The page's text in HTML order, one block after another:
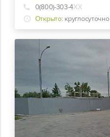
0(800)-303-4ХХ
Открыто: круглосуточно